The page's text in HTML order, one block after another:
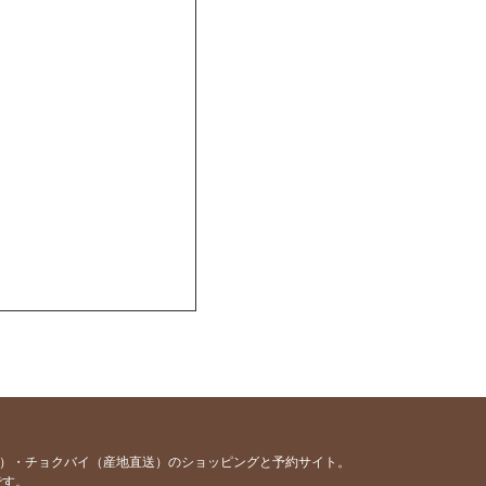
チョクバイ（産地直送）のショッピングと予約サイト。
。